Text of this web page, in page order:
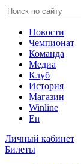
Новости
Чемпионат
Команда
Медиа
Клуб
История
Магазин
Winline
En
Личный кабинет
Билеты